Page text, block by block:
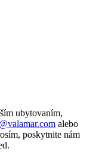
ubytovaním,
alebo
poskytnite nám